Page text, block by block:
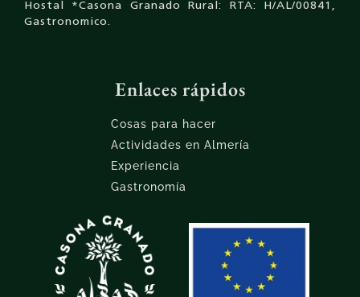
Hostal *Casona Granado Rural: RTA: H/AL/00841,
Gastronomico.
Enlaces rápidos
Cosas para hacer
Actividades en Almería
Experiencia
Gastronomía